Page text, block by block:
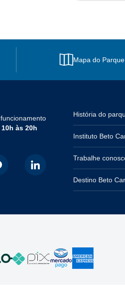
Mapa do Parque
10h às 20h
História do
Instituto Beto
Trabalhe
Destino Beto